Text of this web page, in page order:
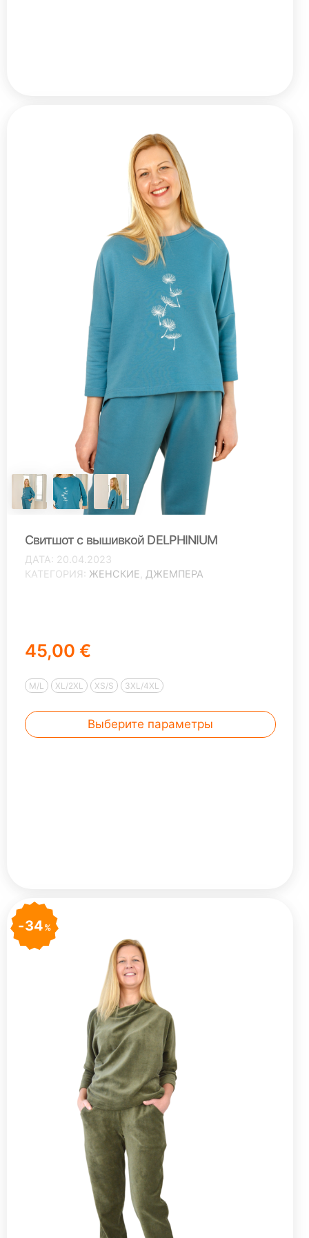
Свитшот с вышивкой DELPHINIUM
ДАТА
20.04.2023
КАТЕГОРИЯ
ЖЕНСКИЕ ДЖЕМПЕРА
45,00 €
M/L XL/2XL XS/S 3XL/4XL
Выберите параметры
34%